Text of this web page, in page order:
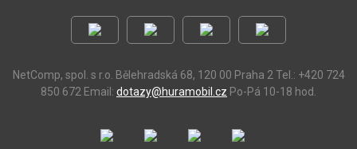
NetComp, spol. s r.o. Bělehradská 68, 120 00 Praha 2 Tel.: +420 724
850 672 Email: dotazy@huramobil.cz Po-Pá 10-18 hod.